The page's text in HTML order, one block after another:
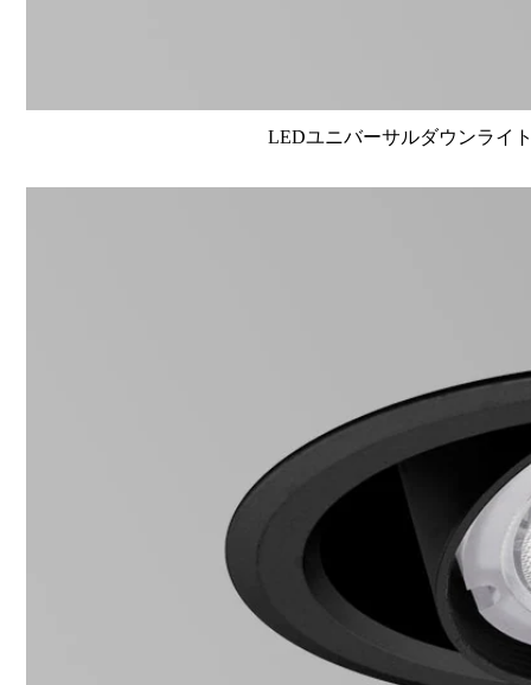
LEDユニバーサルダウンライ